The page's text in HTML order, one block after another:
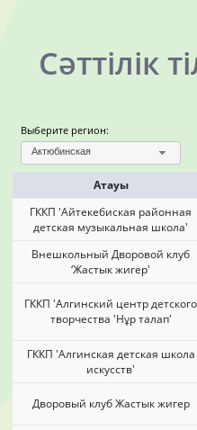
Сәттілік
Выберите регион:
Актюбинская
Атауы
ГККП 'Айтекебиская районная
детская музыкальная школа'
Внешкольный Дворовой клуб
‘Жастык жигер'
ГККП 'Алгинский центр детского
творчества 'Нұр талап'
ГККП 'Алгинская детская школа
искусств'
Дворовый клуб Жастык жигер